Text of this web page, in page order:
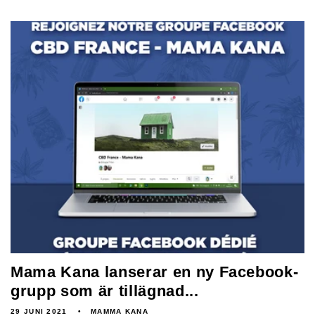
Mama Kana lanserar en ny Facebook-
grupp som är tillägnad...
29 JUNI 2021 MAMMA KANA